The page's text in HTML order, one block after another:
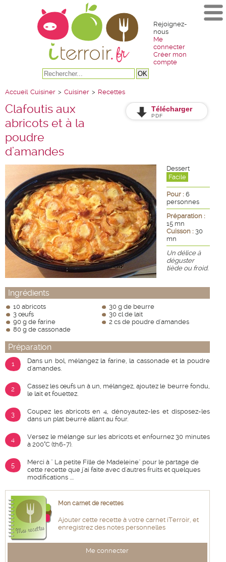
Rejoignez-
nous
Me
connecter
Créer mon
compte
Accueil Cuisiner > Cuisiner > Recettes
Clafoutis aux
abricots et à la
poudre
d'amandes
Télécharger
PDF
Dessert
Facile
Pour : 6
personnes
Préparation :
15 mn
Cuisson : 30
mn
Un délice à
déguster
tiède ou froid.
Ingrédients
10 abricots
3 œufs
90 g de farine
80 g de cassonade
30 g de beurre
30 cl de lait
2 cs de poudre d'amandes
Préparation
1
Dans un bol, mélangez la farine, la cassonade et la poudre
d'amandes.
2
Cassez les œufs un à un, mélangez, ajoutez le beurre fondu,
le lait et fouettez.
3
Coupez les abricots en 4, dénoyautez-les et disposez-les
dans un plat beurré allant au four.
4
Versez le mélange sur les abricots et enfournez 30 minutes
à 200°C (th6-7).
5
Merci à " La petite Fille de Madeleine" pour le partage de
cette recette que j'ai faite avec d'autres fruits et quelques
modifications ....
Mon carnet de recettes
Ajouter cette recette à votre carnet iTerroir, et
enregistrez des notes personnelles
Me connecter